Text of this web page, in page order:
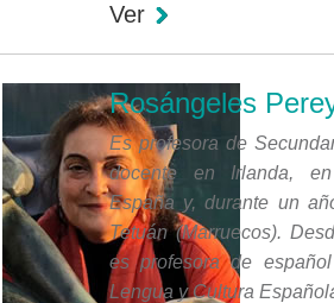
Ver
Rosángeles
Es profesora de
docente en Irlanda,
España y, durante un
Tetuán (Marruecos).
es profesora de
Lengua y Cultura